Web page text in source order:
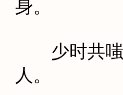
身。
少时共嗤
人。